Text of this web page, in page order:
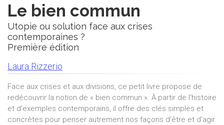
Le bien commun
Utopie ou solution face aux crises
contemporaines ?
Première édition
Laura Rizzerio
Face aux crises et aux divisions, ce petit livre propose de
redécouvrir la notion de « bien commun ». À partir de l'histoire
et d'exemples contemporains, il offre des clés simples et
concrètes pour penser autrement nos façons d'être et d’agir